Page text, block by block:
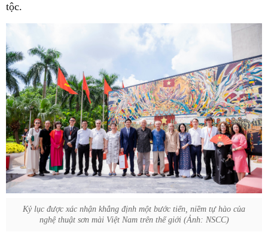
tộc.
Kỷ lục được xác nhận khẳng định một bước tiến, niềm tự hào của
nghệ thuật sơn mài Việt Nam trên thế giới (Ảnh: NSCC)